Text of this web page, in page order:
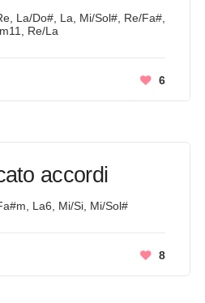
La/Do#, La, Mi/Sol#, Re/Fa#,
Re/La
6
accordi
La6, Mi/Si, Mi/Sol#
8